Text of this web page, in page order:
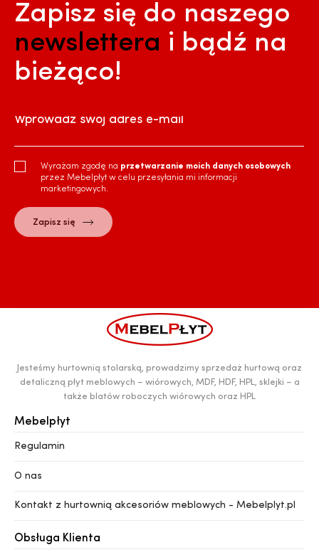
Zapisz się do naszego
newslettera i bądź na
bieżąco!
Wprowadź swój adres e-mail
Wyrażam zgodę na przetwarzanie moich danych osobowych
przez Mebelpłyt w celu przesyłania mi informacji
marketingowych.
Jesteśmy hurtownią stolarską, prowadzimy sprzedaż hurtową oraz
detaliczną płyt meblowych – wiórowych, MDF, HDF, HPL, sklejki – a
także blatów roboczych wiórowych oraz HPL
Mebelpłyt
Regulamin
O nas
Kontakt z hurtownią akcesoriów meblowych - Mebelplyt.pl
Obsługa Klienta